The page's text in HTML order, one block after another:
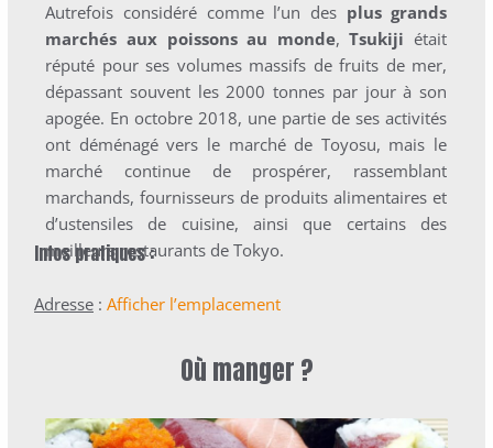
Autrefois considéré comme l’un des plus grands
marchés aux poissons au monde,Tsukiji était
réputé pour ses volumes massifs de fruits de mer,
dépassant souvent les 2000 tonnes par jour à son
apogée. En octobre 2018, une partie de ses activités
ont déménagé vers le marché de Toyosu, mais le
marché continue de prospérer, rassemblant
marchands, fournisseurs de produits alimentaires et
d’ustensiles de cuisine, ainsi que certains des
meilleurs restaurants de Tokyo.
Infos pratiques :
Adresse :Afficher l’emplacement
Où manger ?